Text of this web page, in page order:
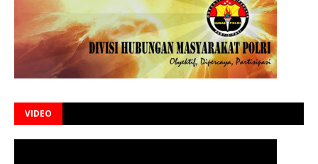
VIDEO